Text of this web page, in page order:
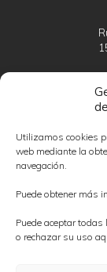
Utilizamos cookies
web mediante la
navegación.
Puede obtener más
Puede aceptar
o rechazar su uso